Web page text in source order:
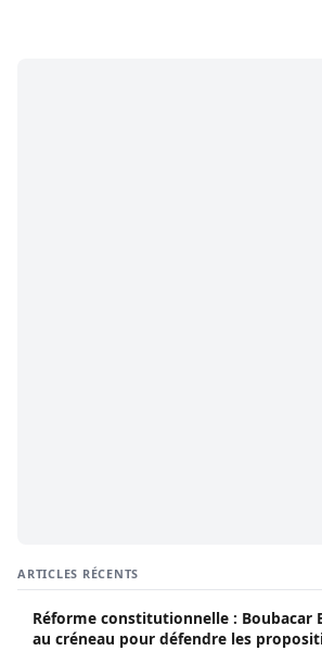
ARTICLES RÉCENTS
Réforme constitutionnelle : Boubacar
au créneau pour défendre les